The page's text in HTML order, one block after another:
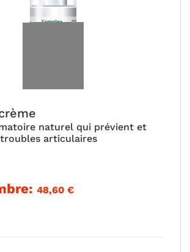
109,00 €
naturel qui prévient et
articulaires
48,60 €